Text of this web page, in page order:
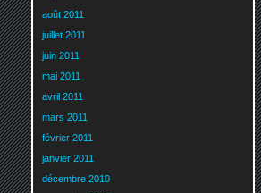
août 2011
juillet 2011
juin 2011
mai 2011
avril 2011
mars 2011
février 2011
janvier 2011
décembre 2010